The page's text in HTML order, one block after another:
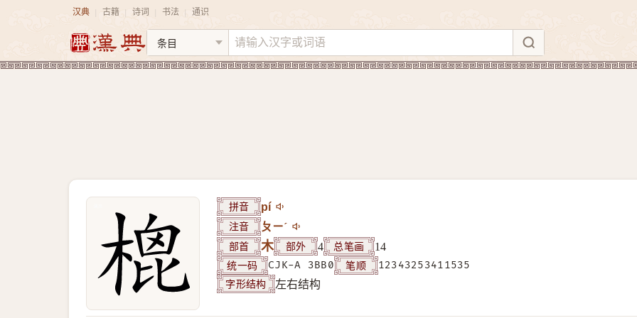
汉典 古籍 诗词 书法 通识
拼音 pí
注音 ㄆㄧˊ
部首 木 部外 4 总笔画 14
统一码 CJK-A 3BB0 笔顺 12343253411535
字形结构 左右结构